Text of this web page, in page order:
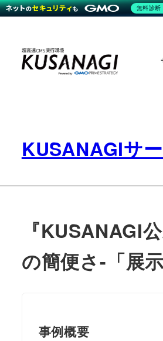
main
KUSANAGIサ
『KUSANAGI
の簡便さ-「展
事例概要
無料診断